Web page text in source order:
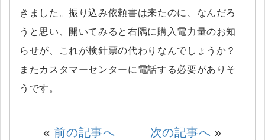
きました。振り込み依頼書は来たのに、なんだろ
うと思い、開いてみると右隅に購入電力量のお知
らせが、これが検針票の代わりなんでしょうか？
またカスタマーセンターに電話する必要がありそ
うです。
«前の記事へ 次の記事へ »